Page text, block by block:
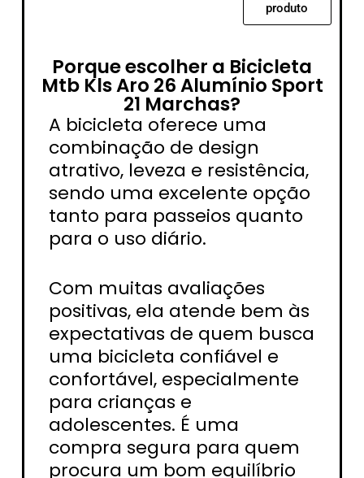
produto
Porque escolher a Bicicleta
Mtb Kls Aro 26 Alumínio Sport
21 Marchas?
A bicicleta oferece uma
combinação de design
atrativo, leveza e resistência,
sendo uma excelente opção
tanto para passeios quanto
para o uso diário.
Com muitas avaliações
positivas, ela atende bem às
expectativas de quem busca
uma bicicleta confiável e
confortável, especialmente
para crianças e
adolescentes. É uma
compra segura para quem
procura um bom equilíbrio